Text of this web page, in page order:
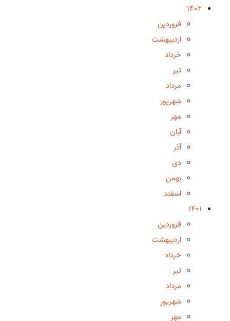
1402
فروردین
اردیبهشت
خرداد
تیر
مرداد
شهریور
مهر
آبان
آذر
دی
بهمن
اسفند
1401
فروردین
اردیبهشت
خرداد
تیر
مرداد
شهریور
مهر